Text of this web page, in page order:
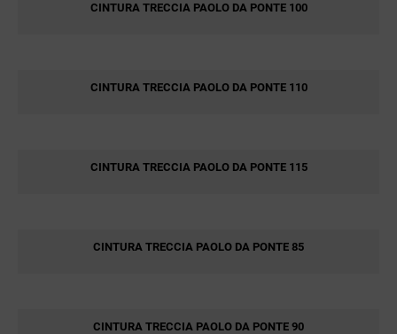
CINTURA TRECCIA PAOLO DA PONTE 100
CINTURA TRECCIA PAOLO DA PONTE 110
CINTURA TRECCIA PAOLO DA PONTE 115
CINTURA TRECCIA PAOLO DA PONTE 85
CINTURA TRECCIA PAOLO DA PONTE 90